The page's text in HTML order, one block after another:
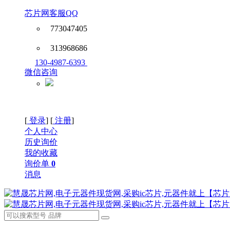
芯片网客服QQ
773047405
313968686
130-4987-6393
微信咨询
[ 登录] [ 注册]
个人中心
历史询价
我的收藏
询价单 0
消息